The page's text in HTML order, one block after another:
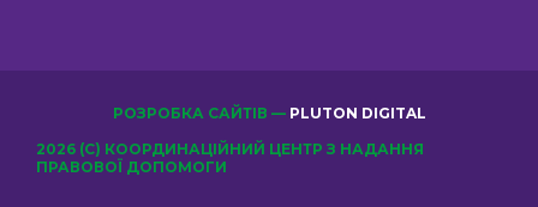
2026 (С) КООРДИНАЦІЙНИЙ ЦЕНТР З НАДАННЯ
ПРАВОВОЇ ДОПОМОГИ
РОЗРОБКА САЙТІВ — PLUTON DIGITAL